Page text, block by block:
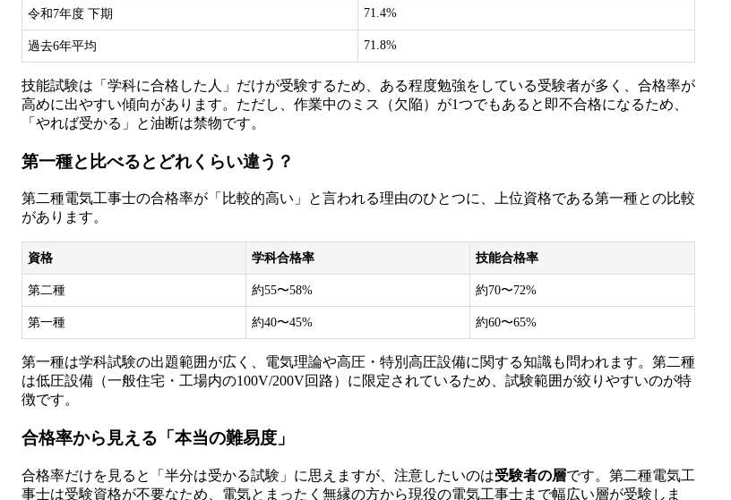
令和7年度 下期 71.4%
過去6年平均 71.8%
技能試験は「学科に合格した人」だけが受験するため、ある程度勉強をしている受験者が多く、合格率が
高めに出やすい傾向があります。ただし、作業中のミス（欠陥）が1つでもあると即不合格になるため、
「やれば受かる」と油断は禁物です。
第一種と比べるとどれくらい違う？
第二種電気工事士の合格率が「比較的高い」と言われる理由のひとつに、上位資格である第一種との比較
があります。
資格 学科合格率 技能合格率
第二種 約55〜58% 約70〜72%
第一種 約40〜45% 約60〜65%
第一種は学科試験の出題範囲が広く、電気理論や高圧・特別高圧設備に関する知識も問われます。第二種
は低圧設備（一般住宅・工場内の100V/200V回路）に限定されているため、試験範囲が絞りやすいのが特
徴です。
合格率から見える「本当の難易度」
合格率だけを見ると「半分は受かる試験」に思えますが、注意したいのは受験者の層です。第二種電気工
事士は受験資格が不要なため、電気とまったく無縁の方から現役の電気工事士まで幅広い層が受験しま